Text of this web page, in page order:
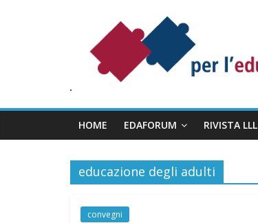
Permanente
l’Educazione
degli
HOME EDAFORUM RIVISTA LLL
educazione degli adulti
convegni